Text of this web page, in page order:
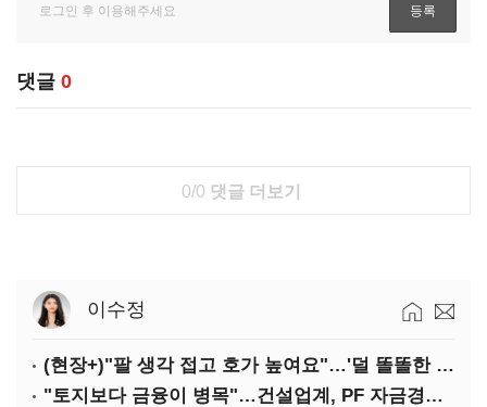
댓글 0
0/0 댓글 더보기
이수정
(현장+)"팔 생각 접고 호가 높여요"…'덜 똘똘한 한 채' 20억 키맞추기
"토지보다 금융이 병목"…건설업계, PF 자금경색 해소 목소리